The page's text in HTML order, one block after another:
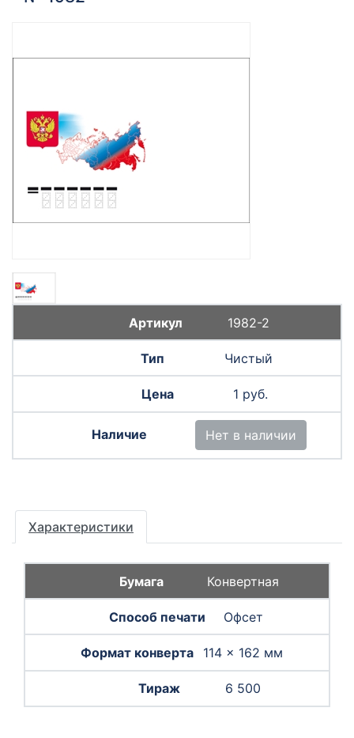
1982-2
Чистый
1 руб.
Нет в наличии
Характеристики
Конвертная
Офсет
114 × 162 мм
6 500